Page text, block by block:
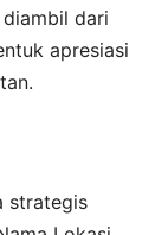
dari
apresiasi
strategis